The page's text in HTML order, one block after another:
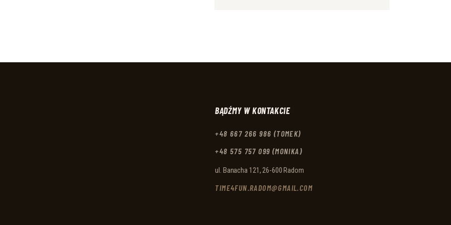
BĄDŹMY W KONTAKCIE
+48 667 266 986 (TOMEK)
+48 575 757 099 (MONIKA)
ul. Banacha 121, 26-600 Radom
TIME4FUN.RADOM@GMAIL.COM